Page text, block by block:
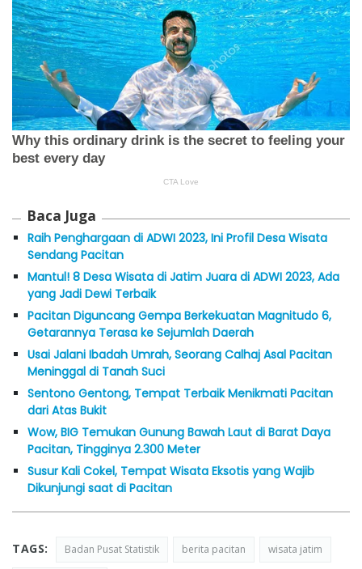
Baca Juga
Raih Penghargaan di ADWI 2023, Ini Profil Desa Wisata
Sendang Pacitan
Mantul! 8 Desa Wisata di Jatim Juara di ADWI 2023, Ada
yang Jadi Dewi Terbaik
Pacitan Diguncang Gempa Berkekuatan Magnitudo 6,
Getarannya Terasa ke Sejumlah Daerah
Usai Jalani Ibadah Umrah, Seorang Calhaj Asal Pacitan
Meninggal di Tanah Suci
Sentono Gentong, Tempat Terbaik Menikmati Pacitan
dari Atas Bukit
Wow, BIG Temukan Gunung Bawah Laut di Barat Daya
Pacitan, Tingginya 2.300 Meter
Susur Kali Cokel, Tempat Wisata Eksotis yang Wajib
Dikunjungi saat di Pacitan
TAGS: Badan Pusat Statistik berita pacitan wisata jatim